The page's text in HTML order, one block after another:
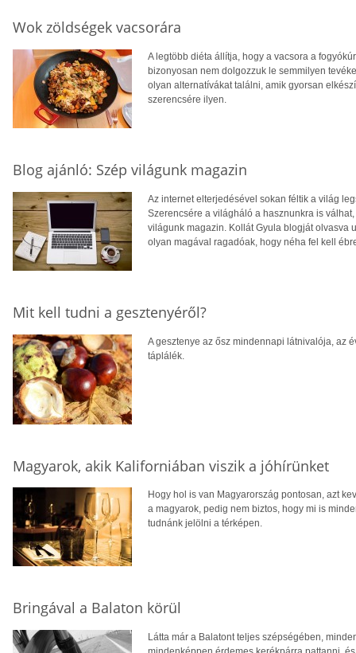
Wok zöldségek vacsorára
A legtöbb diéta állítja, hogy a vacsora a
bizonyosan nem dolgozzuk le semmilyen
olyan alternatívákat találni, amik gyorsan
szerencsére ilyen.
Blog ajánló: Szép világunk magazin
Az internet elterjedésével sokan féltik a világ
Szerencsére a világháló a hasznunkra is
világunk magazin. Kollát Gyula blogját olvasva
olyan magával ragadóak, hogy néha fel kell
Mit kell tudni a gesztenyéről?
A gesztenye az ősz mindennapi látnivalója, az
táplálék.
Magyarok, akik Kaliforniában viszik a jóhírünket
Hogy hol is van Magyarország pontosan, azt
a magyarok, pedig nem biztos, hogy mi is
tudnánk jelölni a térképen.
Bringával a Balaton körül
Látta már a Balatont teljes szépségében,